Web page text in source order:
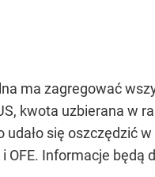
ma zagregować
kwota uzbierana w
udało się
OFE. Informacje